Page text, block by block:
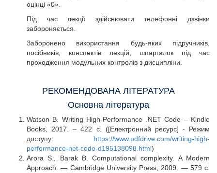
оцінці «0».
Під час лекції здійснювати телефонні дзвінки
забороняється.
Заборонено використання будь-яких підручників,
посібників, конспектів лекцій, шпаргалок під час
проходження модульних контролів з дисципліни.
РЕКОМЕНДОВАНА ЛІТЕРАТУРА
Основна література
Watson B. Writing High-Performance .NET Code – Kindle
Books, 2017. – 422 с. ([Електронний ресурс] - Режим
доступу: https://www.pdfdrive.com/writing-high-
performance-net-code-d195138098.html)
Arora S., Barak B. Computational complexity. A Modern
Approach. — Cambridge University Press, 2009. — 579 с.